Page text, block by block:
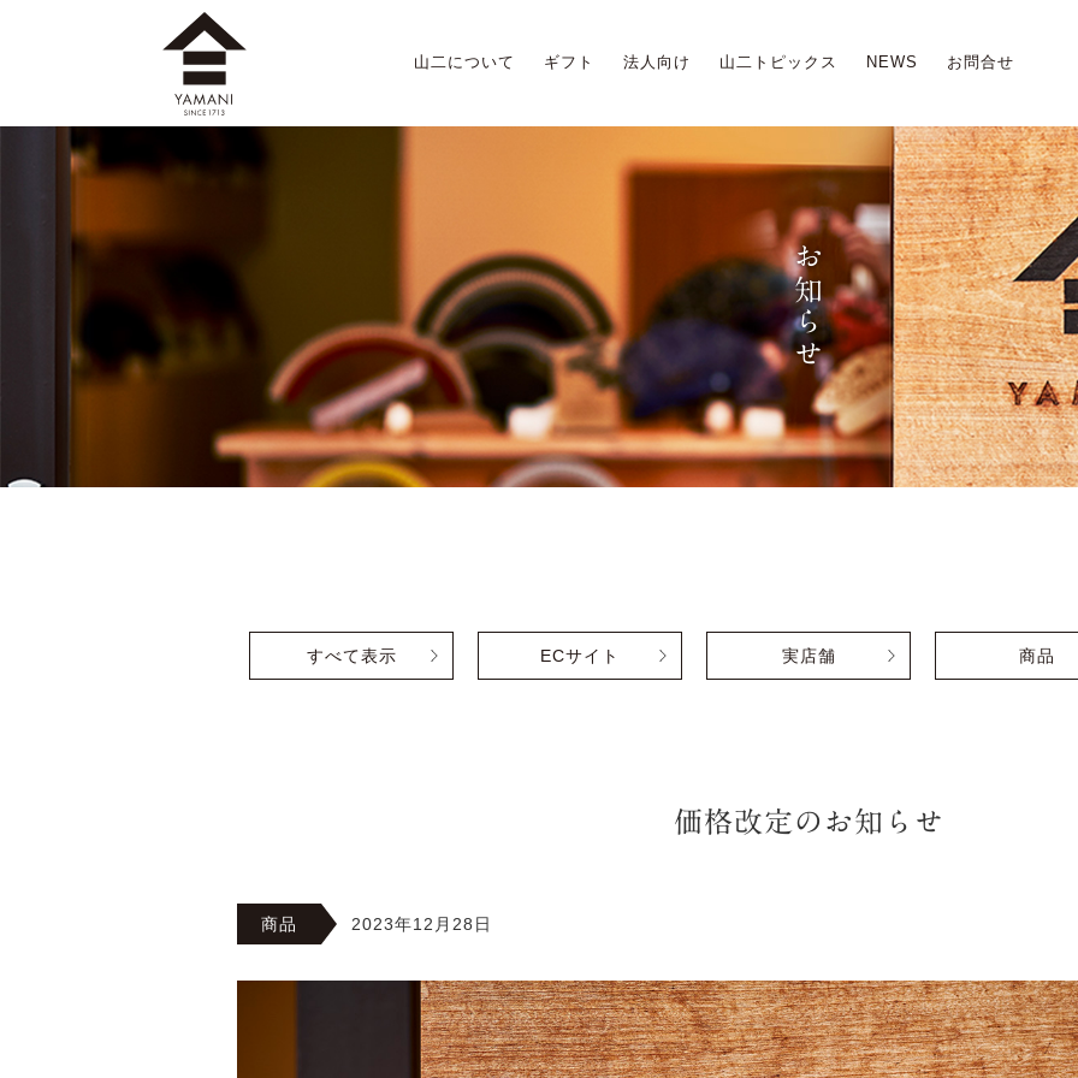
山二について
ギフト 法人向け 山二トピックス NEWS お問合せ
お知らせ
すべて表示 ECサイト 実店舗 商品
価格改定のお知らせ
商品 2023年12月28日